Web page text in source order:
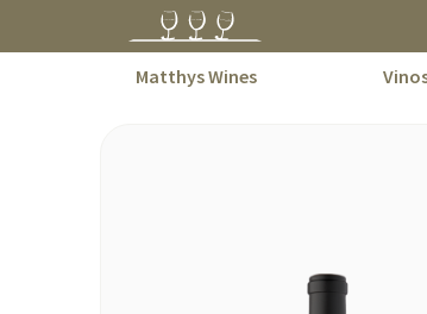
Matthys Wines